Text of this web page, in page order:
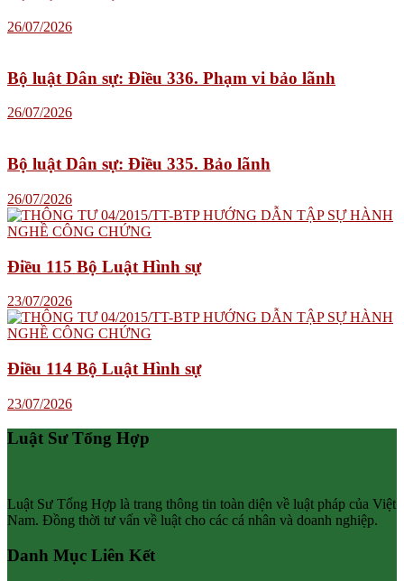
26/07/2026
Bộ luật Dân sự: Điều 336. Phạm vi bảo lãnh
26/07/2026
Bộ luật Dân sự: Điều 335. Bảo lãnh
26/07/2026
Điều 115 Bộ Luật Hình sự
23/07/2026
Điều 114 Bộ Luật Hình sự
23/07/2026
Luật Sư Tổng Hợp
Luật Sư Tổng Hợp là trang thông tin toàn diện về luật pháp của Việt
Nam. Đồng thời tư vấn về luật cho các cá nhân và doanh nghiệp.
Danh Mục Liên Kết